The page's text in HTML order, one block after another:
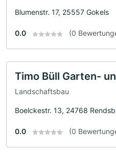
Blumenstr. 17, 25557 Gokels
0.0 (0
Timo Büll Garten-
Landschaftsbau
Boelckestr. 13, 24768
0.0 (0